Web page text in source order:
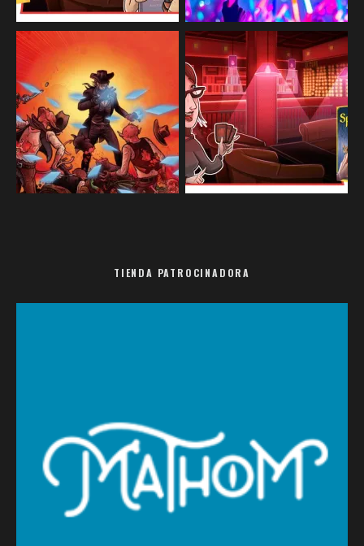
TIENDA PATROCINADORA